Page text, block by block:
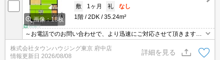
画像：18枚
敷
1ヶ月 礼
なし
1階
2DK 35.24m²
～お電話でのお問い合わせで、より迅速にご対応させて頂きます～
株式会社タウンハウジング東京 府中店
情報更新日 2026/08/08
詳細を見る